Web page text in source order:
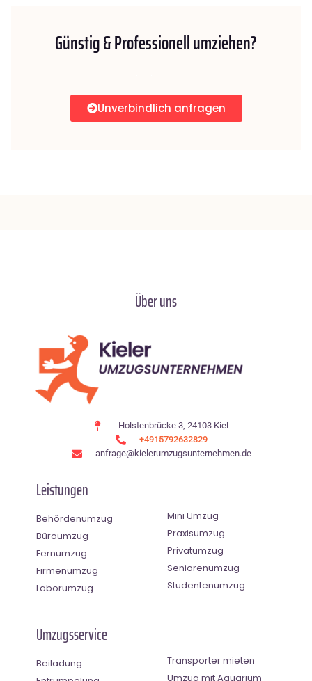
Günstig & Professionell umziehen?
Unverbindlich anfragen
Über uns
Holstenbrücke 3, 24103 Kiel
+4915792632829
anfrage@kielerumzugsunternehmen.de
Leistungen
Behördenumzug
Büroumzug
Fernumzug
Firmenumzug
Laborumzug
Mini Umzug
Praxisumzug
Privatumzug
Seniorenumzug
Studentenumzug
Umzugsservice
Beiladung
Transporter mieten
Umzug mit Aquarium